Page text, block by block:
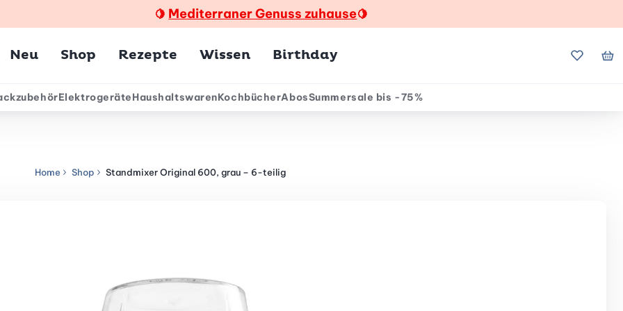
🍋 Mediterraner Genuss zuhause🍋
Neu Shop Rezepte Wissen Birthday Meine
ElektrogeräteHaushaltswarenKochbücherAbosSummersale bis -75%
Home Shop Standmixer Original 600, grau – 6-teilig